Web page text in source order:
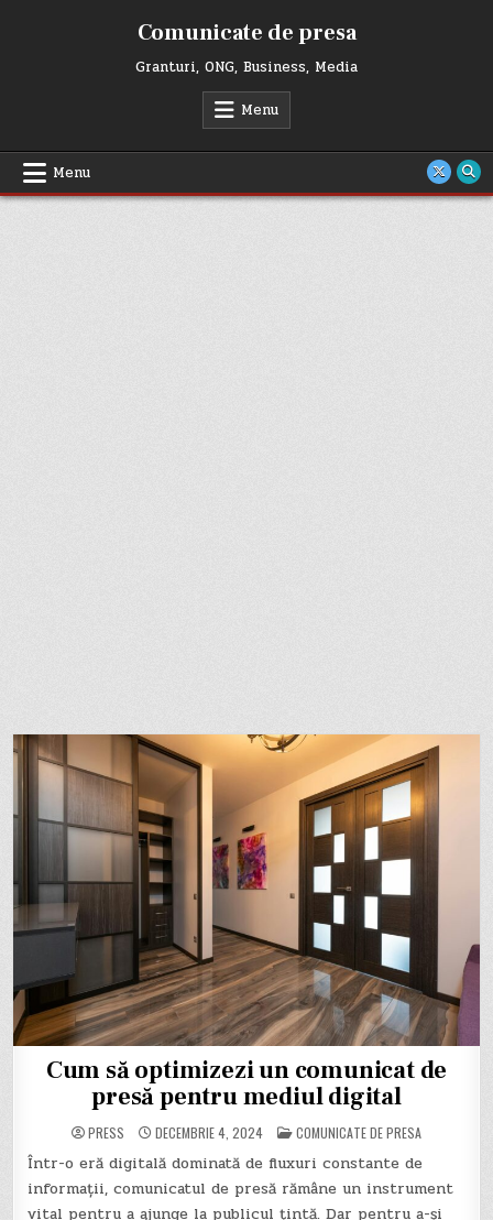
Comunicate de presa
Granturi, ONG, Business, Media
Menu
Menu
Cum să optimizezi un comunicat de
presă pentru mediul digital
PRESS DECEMBRIE 4, 2024 POSTED
IN
COMUNICATE DE PRESA
Într-o eră digitală dominată de fluxuri constante de
informații, comunicatul de presă rămâne un instrument
vital pentru a ajunge la publicul țintă. Dar pentru a-și